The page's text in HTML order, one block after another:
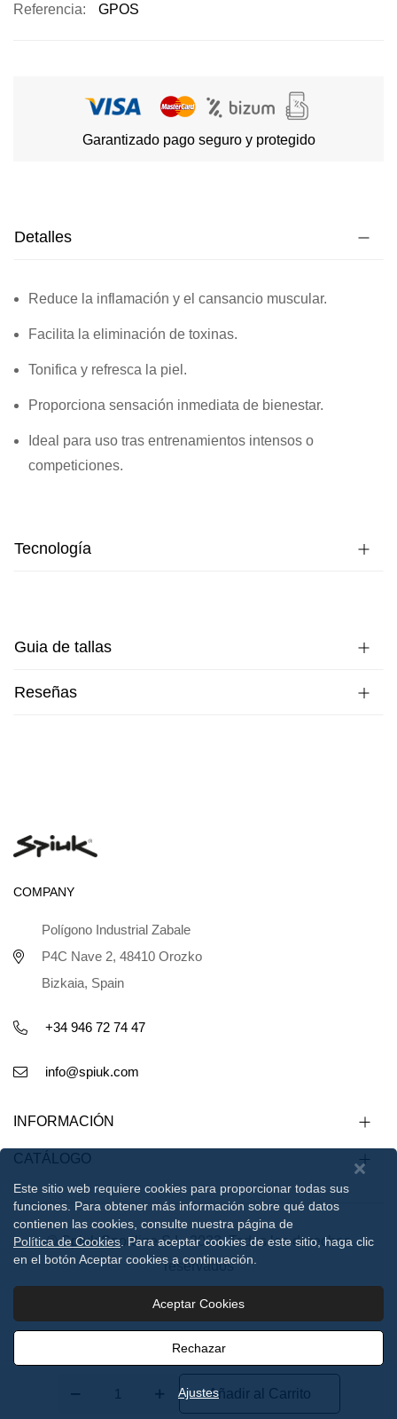
Referencia GPOS
Garantizado pago seguro y protegido
Detalles
Reduce la inflamación y el cansancio muscular.
Facilita la eliminación de toxinas.
Tonifica y refresca la piel.
Proporciona sensación inmediata de bienestar.
Ideal para uso tras entrenamientos intensos o
competiciones.
Tecnología
Guia de tallas
Reseñas
COMPANY
Polígono Industrial Zabale
P4C Nave 2, 48410 Orozko
Bizkaia, Spain
+34 946 72 74 47
info@spiuk.com
INFORMACIÓN
CATÁLOGO
© Spiuk Sportline S.L. 2023. Todos los derechos
reservados
Política de privacidad
0 B2B
Añadir al Carrito
Este sitio web requiere cookies para proporcionar todas sus
funciones. Para obtener más información sobre qué datos
contienen las cookies, consulte nuestra página de
Política de Cookies . Para aceptar cookies de este sitio, haga clic
en el botón Aceptar cookies a continuación.
Aceptar Cookies
Rechazar
Ajustes